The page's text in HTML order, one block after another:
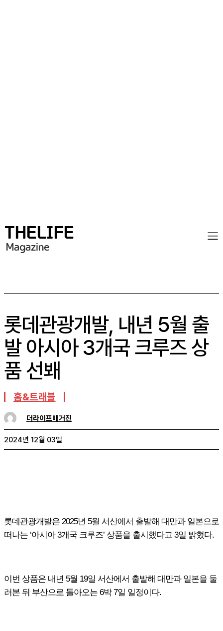
롯데관광개발, 내년 5월 출
발 아시아 3개국 크루즈 상
품 선봬
홈&트래블
더라이프매거진
2024년 12월 03일
롯데관광개발은 2025년 5월 서산에서 출발해 대만과 일본으로
떠나는 ‘아시아3개국 크루즈’ 상품을 출시했다고 3일 밝혔다.
이번 상품은 내년 5월 19일 서산에서 출발해 대만과 일본을 둘
러본 뒤 부산으로 돌아오는 6박7일 일정이다.